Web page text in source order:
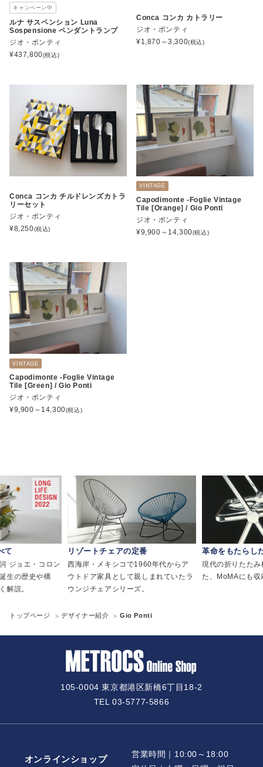
キャンペーン中
ルナ サスペンション Luna
Sospensione ペンダントランプ
ジオ・ポンティ
¥437,800(税込)
Conca コンカ カトラリー
ジオ・ポンティ
¥1,870～3,300(税込)
Conca コンカ チルドレンズカトラ
リーセット
ジオ・ポンティ
¥8,250(税込)
VINTAGE
Capodimonte -Foglie Vintage
Tile [Orange] / Gio Ponti
ジオ・ポンティ
¥9,900～14,300(税込)
VINTAGE
Capodimonte -Foglie Vintage
Tile [Green] / Gio Ponti
ジオ・ポンティ
¥9,900～14,300(税込)
て
ジョエ・コロン
生の歴史や構
解説。
リゾートチェアの定番
西海岸・メキシコで1960年代からア
ウトドア家具として親しまれていたラ
ウンジチェアシリーズ。
革命をもたらし
現代の折りたた
た、MoMAにも収
トップページ デザイナー紹介 Gio Ponti
105-0004 東京都港区新橋6丁目18-2
TEL 03-5777-5866
オンラインショップ
営業時間｜10:00～18:00